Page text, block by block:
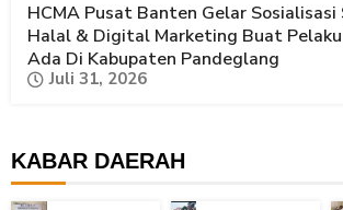
HCMA Pusat Banten Gelar
Halal & Digital Marketing Buat Pelaku
Ada Di Kabupaten Pandeglang
Juli 31, 2026
KABAR DAERAH